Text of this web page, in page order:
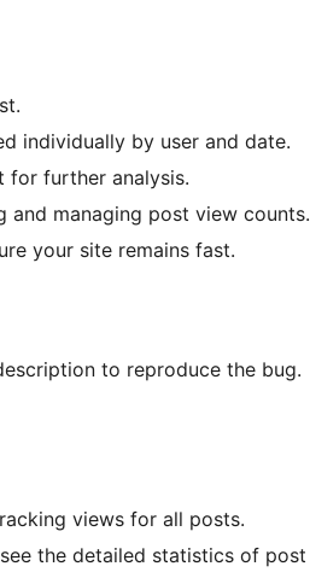
individually by user and date.
for further analysis.
managing post view counts.
your site remains fast.
to reproduce the bug.
views for all posts.
the detailed statistics of post